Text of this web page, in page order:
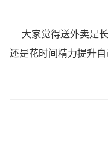
大家觉得送外卖是
还是花时间精力提升自